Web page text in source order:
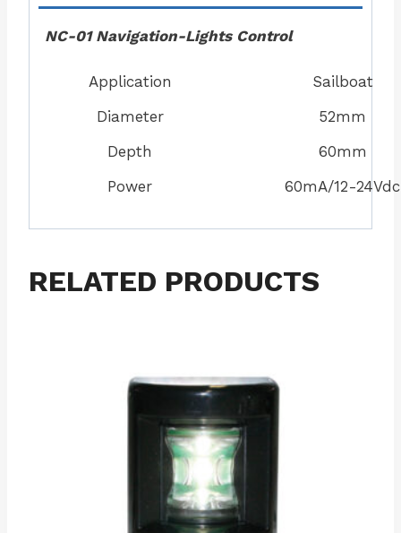
NC-01 Navigation-Lights Control
Application
Sailboat
Diameter
52mm
Depth
60mm
Power
60mA/12-24Vdc
RELATED PRODUCTS